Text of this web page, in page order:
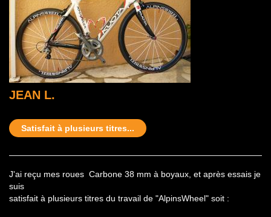
JEAN L.
Satisfait à plusieurs titres...
J'ai reçu mes roues Carbone 38 mm à boyaux, et après essais je
suis
satisfait à plusieurs titres du travail de "AlpinsWheel" soit :